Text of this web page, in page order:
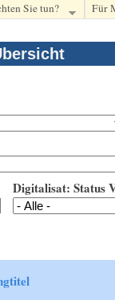
Sie tun? Für
Digitalisat: Status